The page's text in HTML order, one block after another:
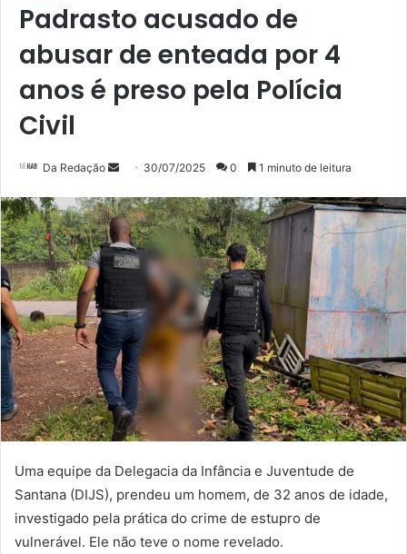
Padrasto acusado de
abusar de enteada por 4
anos é preso pela Polícia
Civil
Da Redação
Mande
e-
mail
30/07/2025 0 1 minuto de leitura
Uma equipe da Delegacia da Infância e Juventude de
Santana (DIJS), prendeu um homem, de 32 anos de idade,
investigado pela prática do crime de estupro de
vulnerável. Ele não teve o nome revelado.